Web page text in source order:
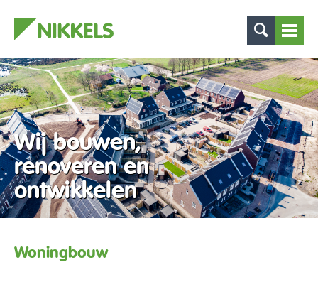
Wij bouwen,
renoveren en
ontwikkelen
Woningbouw